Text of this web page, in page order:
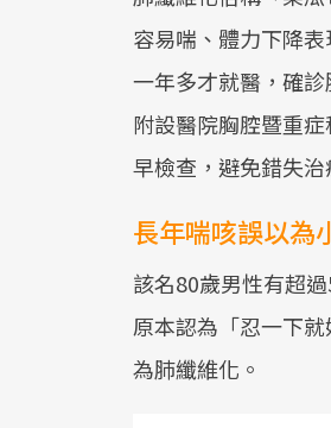
容易喘、體力下降
一年多才就醫，確
附設醫院胸腔暨重
早檢查，避免錯失治
長年喘咳誤以
該名80歲男性有超
原本認為「忍一下
為肺纖維化。